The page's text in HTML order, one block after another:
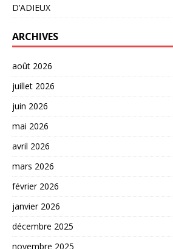
D’ADIEUX
ARCHIVES
août 2026
juillet 2026
juin 2026
mai 2026
avril 2026
mars 2026
février 2026
janvier 2026
décembre 2025
novembre 2025